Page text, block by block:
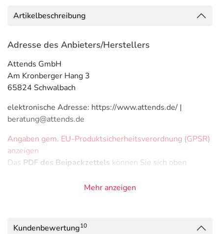
Artikelbeschreibung
Adresse des Anbieters/Herstellers
Attends GmbH
Am Kronberger Hang 3
65824 Schwalbach
elektronische Adresse: https://www.attends.de/ |
beratung@attends.de
Angaben gem. EU-Produktsicherheitsverordnung (GPSR)
anzeigen
Das PDF des Beipackzettels können Sie sich oben
Mehr anzeigen
Kundenbewertung10